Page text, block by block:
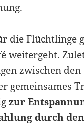
die Flüchtlinge
weitergeht.
zwischen
gemeinsames
zur
durch